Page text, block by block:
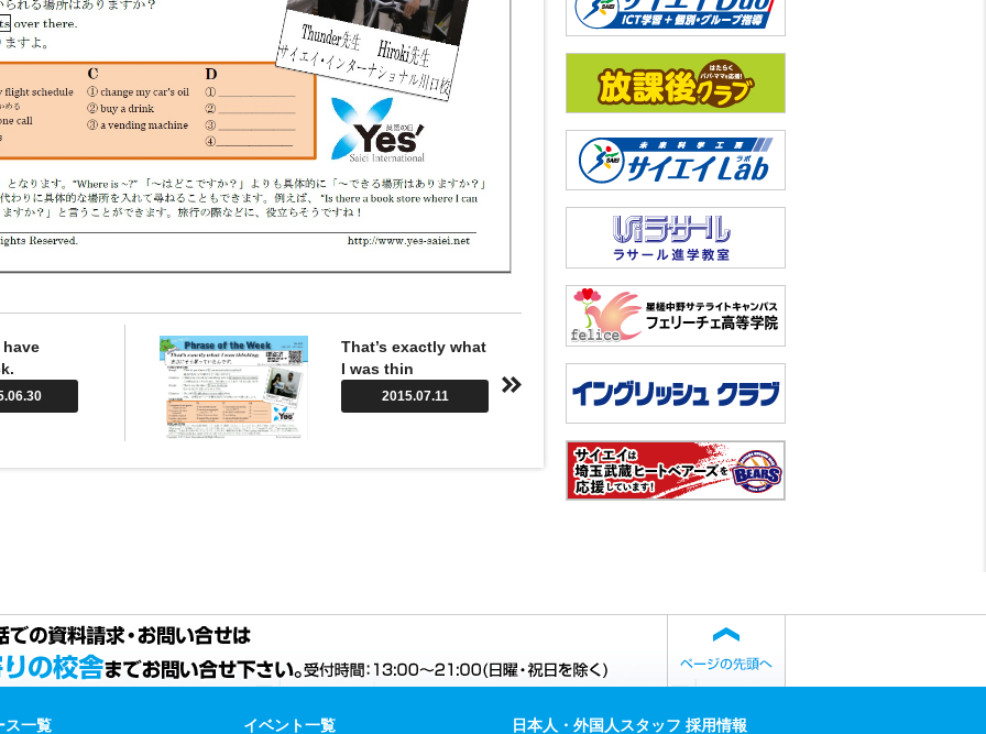
have
That’s exactly what
I was thin
2015.07.11
ス一覧 イベント一覧 日本人・外国人スタッフ 採用情報